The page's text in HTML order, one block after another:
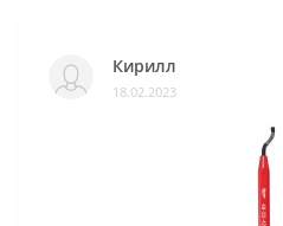
Кирилл
18.02.2023